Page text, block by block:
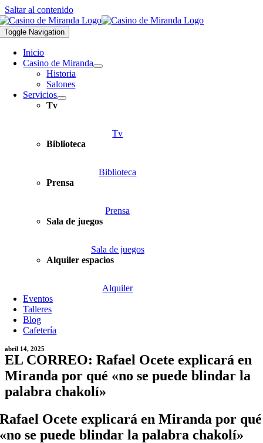
Saltar al contenido
Toggle Navigation
Inicio
Casino de Miranda
Historia
Salones
Servicios
Tv
Tv
Biblioteca
Biblioteca
Prensa
Prensa
Sala de juegos
Sala de juegos
Alquiler espacios
Alquiler
Eventos
Talleres
Blog
Cafetería
abril 14, 2025
EL CORREO: Rafael Ocete explicará en
Miranda por qué «no se puede blindar la
palabra chakolí»
Rafael Ocete explicará en Miranda por qué
«no se puede blindar la palabra chakolí»